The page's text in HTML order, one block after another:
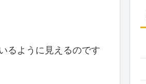
るように見えるのです